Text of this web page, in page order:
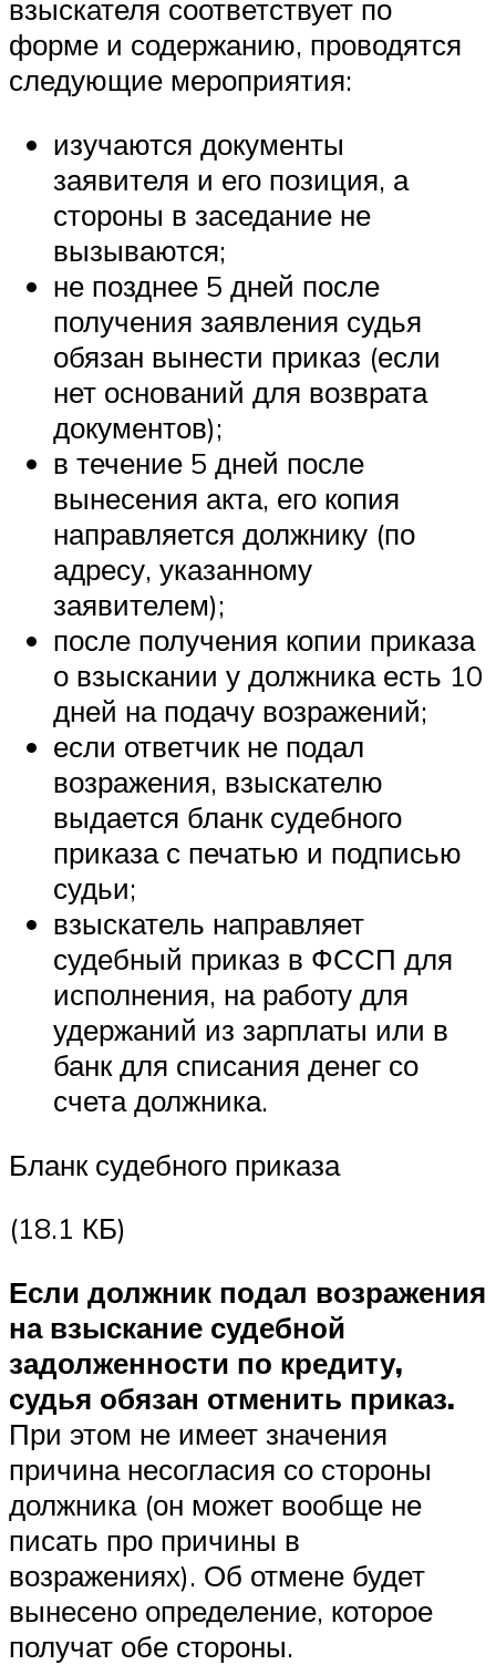
взыскателя соответствует по
форме и содержанию, проводятся
следующие мероприятия:
изучаются документы
заявителя и его позиция, а
стороны в заседание не
вызываются;
не позднее 5 дней после
получения заявления судья
обязан вынести приказ (если
нет оснований для возврата
документов);
в течение 5 дней после
вынесения акта, его копия
направляется должнику (по
адресу, указанному
заявителем);
после получения копии приказа
о взыскании у должника есть 10
дней на подачу возражений;
если ответчик не подал
возражения, взыскателю
выдается бланк судебного
приказа с печатью и подписью
судьи;
взыскатель направляет
судебный приказ в ФССП для
исполнения, на работу для
удержаний из зарплаты или в
банк для списания денег со
счета должника.
Бланк судебного приказа
(18.1 КБ)
Если должник подал возражения
на взыскание судебной
задолженности по кредиту,
судья обязан отменить приказ.
При этом не имеет значения
причина несогласия со стороны
должника (он может вообще не
писать про причины в
возражениях). Об отмене будет
вынесено определение, которое
получат обе стороны.